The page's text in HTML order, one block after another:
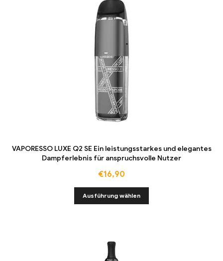
VAPORESSO LUXE Q2 SE Ein leistungsstarkes und elegantes
Dampferlebnis für anspruchsvolle Nutzer
€16,90
Ausführung wählen